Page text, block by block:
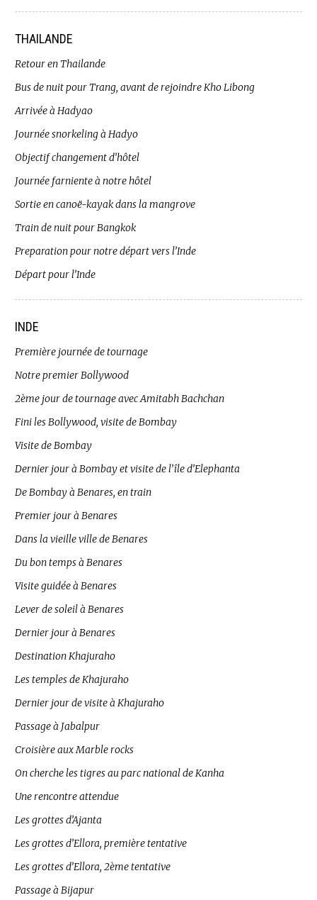
THAILANDE
Retour en Thailande
Bus de nuit pour Trang, avant de rejoindre Kho Libong
Arrivée à Hadyao
Journée snorkeling à Hadyo
Objectif changement d’hôtel
Journée farniente à notre hôtel
Sortie en canoë-kayak dans la mangrove
Train de nuit pour Bangkok
Preparation pour notre départ vers l’Inde
Départ pour l’Inde
INDE
Première journée de tournage
Notre premier Bollywood
2ème jour de tournage avec Amitabh Bachchan
Fini les Bollywood, visite de Bombay
Visite de Bombay
Dernier jour à Bombay et visite de l’île d’Elephanta
De Bombay à Benares, en train
Premier jour à Benares
Dans la vieille ville de Benares
Du bon temps à Benares
Visite guidée à Benares
Lever de soleil à Benares
Dernier jour à Benares
Destination Khajuraho
Les temples de Khajuraho
Dernier jour de visite à Khajuraho
Passage à Jabalpur
Croisière aux Marble rocks
On cherche les tigres au parc national de Kanha
Une rencontre attendue
Les grottes d’Ajanta
Les grottes d’Ellora, première tentative
Les grottes d’Ellora, 2ème tentative
Passage à Bijapur